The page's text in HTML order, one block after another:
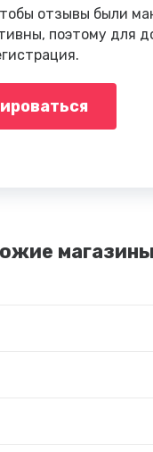
отзывы были
поэтому для
магазины